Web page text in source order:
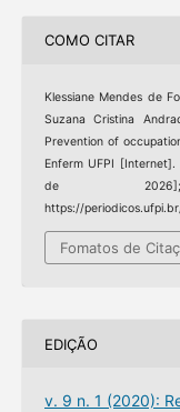
COMO CITAR
Klessiane Mendes de
Suzana Cristina
Prevention of
Enferm UFPI
de
https://
Fomatos de
EDIÇÃO
v. 9 n. 1 (2020):